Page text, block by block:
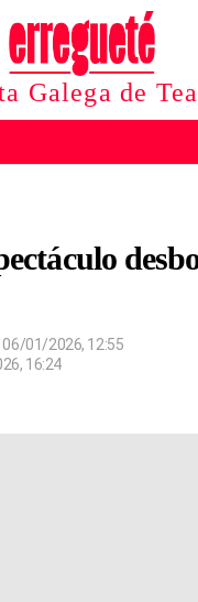
Galega de
06/01/2026, 12:55
16:24